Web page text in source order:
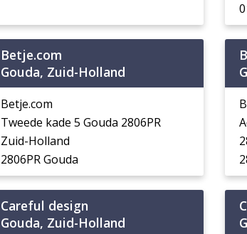
Betje.com
Gouda, Zuid-Holland
Betje.com
Tweede kade 5 Gouda 2806PR
Zuid-Holland
2806PR Gouda
Careful design
Gouda, Zuid-Holland